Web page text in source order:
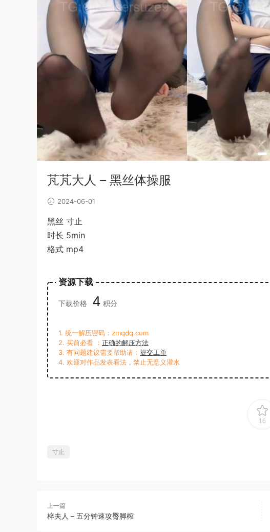
芃芃大人 – 黑丝体操服
2024-06-01
黑丝 寸止
时长 5min
格式 mp4
资源下载
下载价格 4 积分
1. 统一解压密码：zmqdq.com
2. 买前必看 ： 正确的解压方法
3. 有问题建议需要帮助请： 提交工单
4. 欢迎对作品发表看法，禁止无意义灌水
16
寸止
上一篇
梓夫人 – 五分钟速攻臀脚榨